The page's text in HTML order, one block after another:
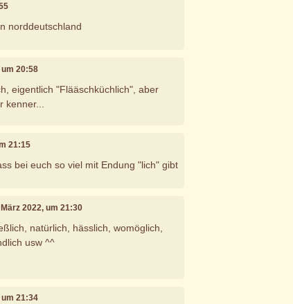
norddeutschland
um 20:58
eigentlich "Flääschküchlich", aber
21:15
bei euch so viel mit Endung "lich" gibt
März 2022, um 21:30
natürlich, hässlich, womöglich,
usw ^^
um 21:34